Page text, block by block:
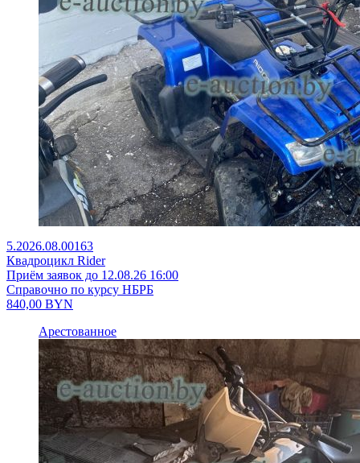
5.2026.08.00163
Квадроцикл Rider
Приём заявок до 12.08.26 16:00
Справочно по курсу НБРБ
840,00 BYN
Арестованное